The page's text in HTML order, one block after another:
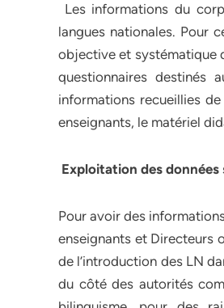
Les informations du
langues nationales. Pour
objective et systématique
questionnaires destinés
informations recueillies
enseignants, le matériel
Exploitation des
Pour avoir des
enseignants et Directeurs
de l’introduction des LN
du côté des autorités